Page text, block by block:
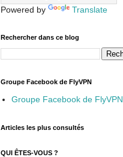
Powered by Translate
Rechercher dans ce blog
Groupe Facebook de FlyVPN
Groupe Facebook de FlyVPN
Articles les plus consultés
QUI ÊTES-VOUS ?